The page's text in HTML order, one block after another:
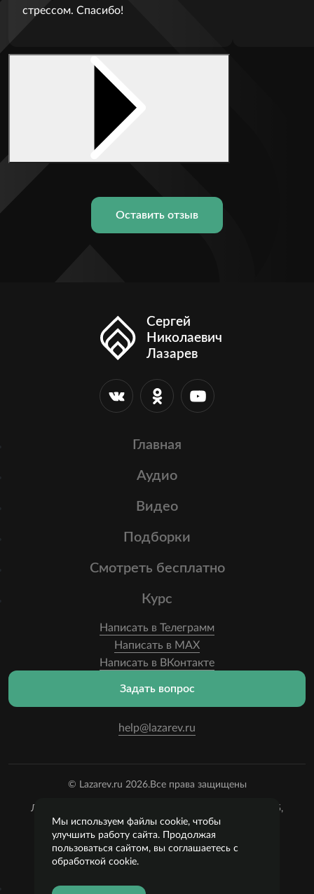
стрессом. Спасибо!
Оставить отзыв
Сергей
Николаевич
Лазарев
Главная
Аудио
Видео
Подборки
Смотреть бесплатно
Курс
Написать в Телеграмм
Написать в MAX
Написать в ВКонтакте
help@lazarev.ru
Задать вопрос
© Lazarev.ru 2026.Все права защищены
Лазарев Сергей Николаевич (ИП) ИНН: 782570100635,
ОГРНИП:
314784729300600, Р/С: 40802810102570002043,
Банк: ОАО "АЛЬФА-БАНК" БИК: 044525593, К/С:
30101810200000000593
Пользовательское соглашение
Мы используем файлы cookie, чтобы
улучшить работу сайта. Продолжая
пользоваться сайтом, вы соглашаетесь с
обработкой cookie.